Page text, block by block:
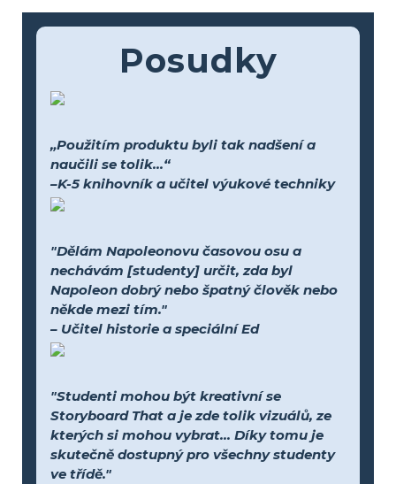
Posudky
„Použitím produktu byli tak nadšení a
naučili se tolik...“
–K-5 knihovník a učitel výukové techniky
"Dělám Napoleonovu časovou osu a
nechávám [studenty] určit, zda byl
Napoleon dobrý nebo špatný člověk nebo
někde mezi tím."
– Učitel historie a speciální Ed
"Studenti mohou být kreativní se
Storyboard That a je zde tolik vizuálů, ze
kterých si mohou vybrat... Díky tomu je
skutečně dostupný pro všechny studenty
ve třídě."